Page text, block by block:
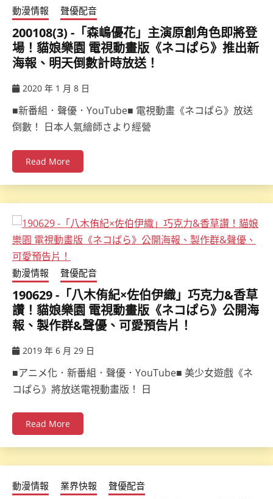
動漫情報 聲優配音
200108(3) -「森嶋優花」主演原創角色即將登
場！貓娘樂園 電視動畫版《ネコぱら》推出新
海報、明天倒數計時放送！
2020 年 1 月 8 日
■新番組．聲優．YouTube■ 電視動畫《ネコぱら》放送
倒數！ 日本人氣繪師さより經營
Read More
動漫情報 聲優配音
190629 -「八木侑紀×佐伯伊織」巧克力&香草
讚！貓娘樂園 電視動畫版《ネコぱら》公開海
報、製作群&聲優、可愛預告片！
2019 年 6 月 29 日
■アニメ化．新番組．聲優．YouTube■ 美少女遊戲《ネ
コぱら》將放送電視動畫版！ 日
Read More
動漫情報 業界快報 聲優配音